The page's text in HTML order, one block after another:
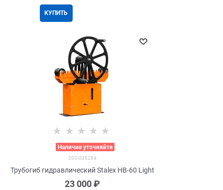
КУПИТЬ
Наличие уточняйте
203-035284
Трубогиб гидравлический Stalex HB-60 Light
23 000 ₽